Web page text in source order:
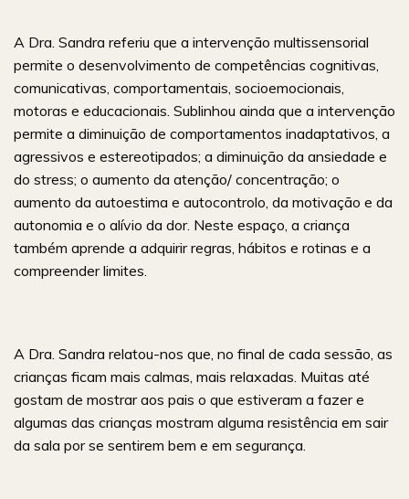
A Dra. Sandra referiu que a intervenção multissensorial
permite o desenvolvimento de competências cognitivas,
comunicativas, comportamentais, socioemocionais,
motoras e educacionais. Sublinhou ainda que a intervenção
permite a diminuição de comportamentos inadaptativos, a
agressivos e estereotipados; a diminuição da ansiedade e
do stress; o aumento da atenção/ concentração; o
aumento da autoestima e autocontrolo, da motivação e da
autonomia e o alívio da dor. Neste espaço, a criança
também aprende a adquirir regras, hábitos e rotinas e a
compreender limites.
A Dra. Sandra relatou-nos que, no final de cada sessão, as
crianças ficam mais calmas, mais relaxadas. Muitas até
gostam de mostrar aos pais o que estiveram a fazer e
algumas das crianças mostram alguma resistência em sair
da sala por se sentirem bem e em segurança.